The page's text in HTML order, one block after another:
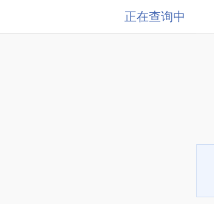
正在查询中